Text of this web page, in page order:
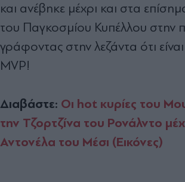
και ανέβηκε μέχρι και στα
του Παγκοσμίου Κυπέλλου στην
γράφοντας στην λεζάντα ότι
MVP!
Διαβάστε: Οι hot κυρίες του
την Τζορτζίνα του Ρονάλντο
Αντονέλα του Μέσι (Εικόνες)